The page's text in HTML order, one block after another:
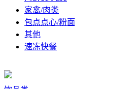
家禽/肉类
包点点心/粉面
其他
速冻快餐